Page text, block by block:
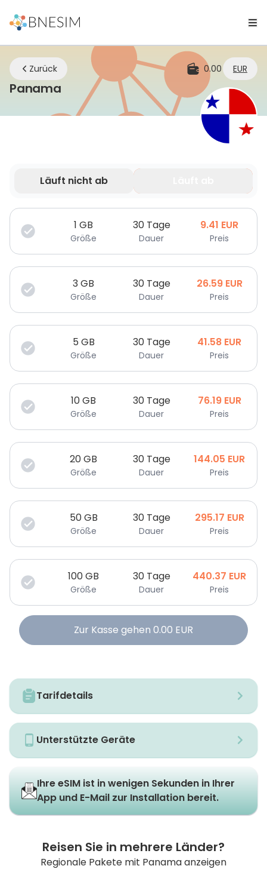
Zurück 0.00 EUR
PanamaeSIM | Bleiben Sie überall
Läuft nicht ab
Deine Daten sind nur für eine begrenzte Zeit gültig.
1 GB
Größe
30 Tage
Dauer
9.41 EUR
Preis
3GB
Größe
30 Tage
Dauer
26.59 EUR
Preis
5 GB
Größe
30 Tage
Dauer
41.58 EUR
Preis
10GB
Größe
30 Tage
Dauer
76.19 EUR
Preis
20GB
Größe
30 Tage
Dauer
144.05 EUR
Preis
50GB
Größe
30 Tage
Dauer
295.17 EUR
Preis
100GB
Größe
30 Tage
Dauer
440.37 EUR
Preis
Zur Kasse gehen 0.00 EUR
Tarifdetails
Unterstützte Geräte
Ihre eSIM ist in wenigen Sekunden in Ihrer
App und E-Mail zur Installation bereit.
Reisen Sie in mehrere Länder?
Regionale Pakete mit Panama anzeigen